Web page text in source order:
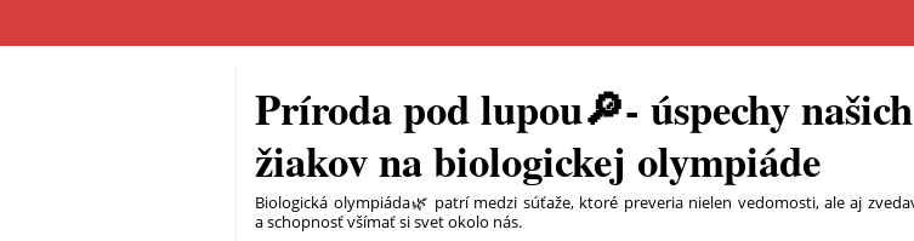
Novinky
Príroda pod lupou🔎- úspechy našich
žiakov na biologickej olympiáde
Biologická olympiáda🌿 patrí medzi súťaže, ktoré preveria nielen vedomosti, ale aj
a schopnosť všímať si svet okolo nás.